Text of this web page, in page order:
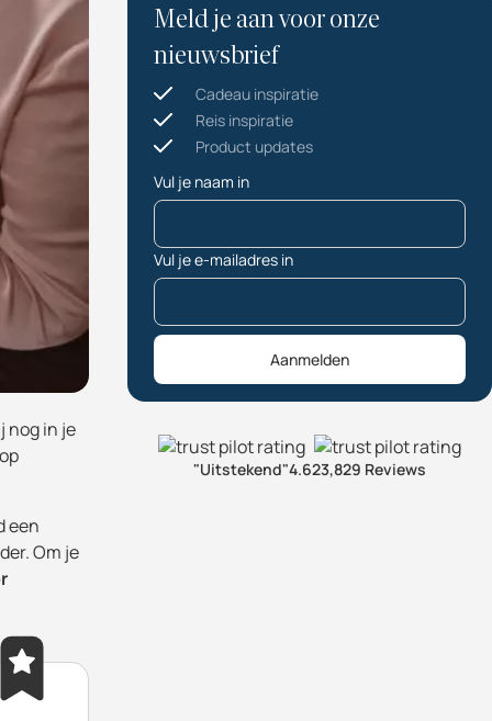
nog in je
een
Om je
Meld je aan voor onze
nieuwsbrief
Cadeau inspiratie
Reis inspiratie
Product updates
Vul je naam in
Vul je e-mailadres in
Aanmelden
"Uitstekend"4.623,829 Reviews